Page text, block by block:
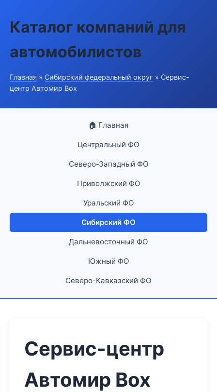
Каталог компаний для
автомобилистов
Главная » Сибирский федеральный округ » Сервис-
центр Автомир Box
🏠 Главная
Центральный ФО
Северо-Западный ФО
Приволжский ФО
Уральский ФО
Сибирский ФО
Дальневосточный ФО
Южный ФО
Северо-Кавказский ФО
Сервис-центр
Автомир Box